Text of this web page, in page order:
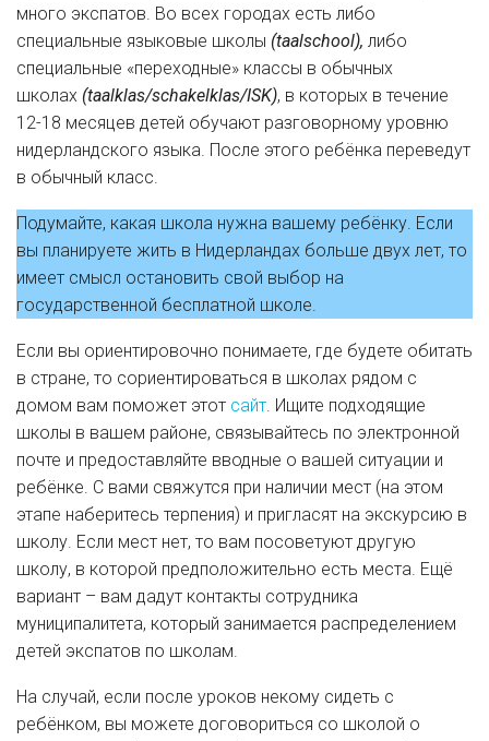
много экспатов. Во всех городах есть либо
специальные языковые школы (taalschool), либо
специальные «переходные» классы в обычных
школах (taalklas/schakelklas/ISK), в которых в течение
12-18 месяцев детей обучают разговорному уровню
нидерландского языка. После этого ребёнка переведут
в обычный класс.
Подумайте, какая школа нужна вашему ребёнку. Если
вы планируете жить в Нидерландах больше двух лет, то
имеет смысл остановить свой выбор на
государственной бесплатной школе.
Если вы ориентировочно понимаете, где будете обитать
в стране, то сориентироваться в школах рядом с
домом вам поможет этот сайт . Ищите подходящие
школы в вашем районе, связывайтесь по электронной
почте и предоставляйте вводные о вашей ситуации и
ребёнке. С вами свяжутся при наличии мест (на этом
этапе наберитесь терпения) и пригласят на экскурсию в
школу. Если мест нет, то вам посоветуют другую
школу, в которой предположительно есть места. Ещё
вариант – вам дадут контакты сотрудника
муниципалитета, который занимается распределением
детей экспатов по школам.
На случай, если после уроков некому сидеть с
ребёнком, вы можете договориться со школой о